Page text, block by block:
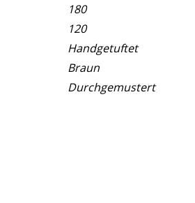
180
120
Handgetuftet
Braun
Durchgemustert